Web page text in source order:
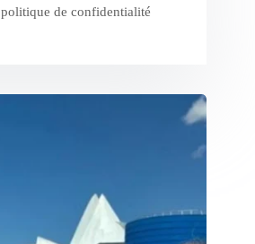
politique de confidentialité